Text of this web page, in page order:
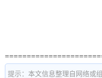
提示：本文信息整理自网络或